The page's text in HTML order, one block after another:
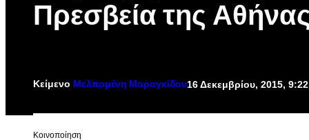
Πρεσβεία της
Κείμενο Μελπομένη Μαραγκίδου16 Δεκεμβρίου, 2015,
Kοινοποίηση